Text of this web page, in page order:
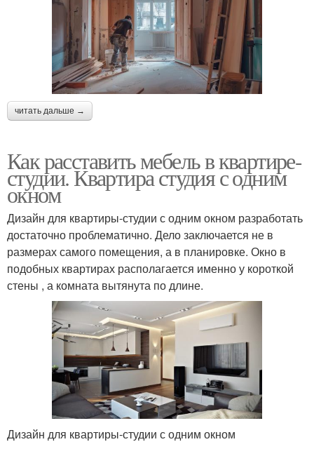
читать дальше →
Как расставить мебель в квартире-
студии. Квартира студия с одним
окном
Дизайн для квартиры-студии с одним окном разработать
достаточно проблематично. Дело заключается не в
размерах самого помещения, а в планировке. Окно в
подобных квартирах располагается именно у короткой
стены , а комната вытянута по длине.
Дизайн для квартиры-студии с одним окном